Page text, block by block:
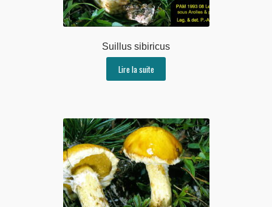
Suillus sibiricus
Lire la suite